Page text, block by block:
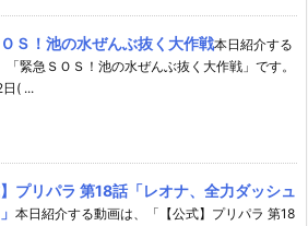
Ｓ！池の水ぜんぶ抜く大作戦本日紹介する
「緊急ＳＯＳ！池の水ぜんぶ抜く大作戦」です。
日( ...
】プリパラ 第18話「レオナ、全力ダッシュ
本日紹介する動画は、「【公式】プリパラ 第18